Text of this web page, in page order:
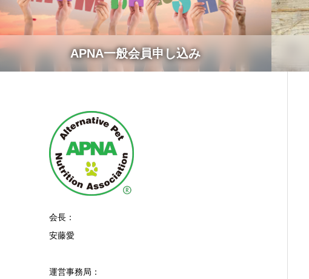
APNA一般会員申し込み
会長：
安藤愛
運営事務局：